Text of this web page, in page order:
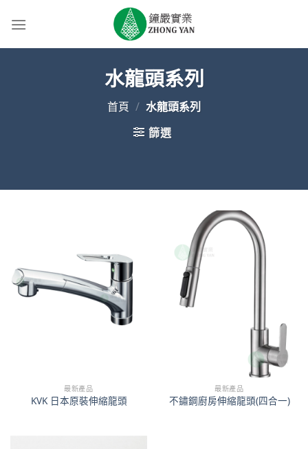
水龍頭系列
首頁 / 水龍頭系列
篩選
最新產品
KVK 日本原裝伸縮龍頭
最新產品
不鏽鋼廚房伸縮龍頭(四合一)